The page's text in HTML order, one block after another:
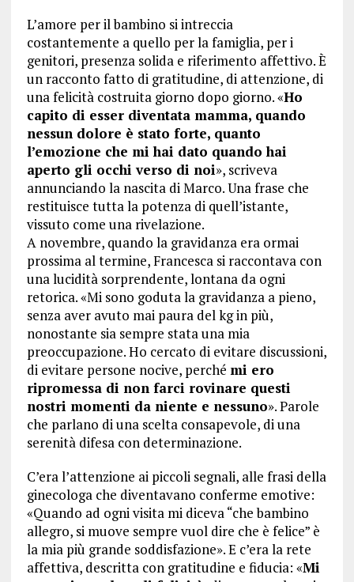
L’amore per il bambino si intreccia
costantemente a quello per la famiglia, per i
genitori, presenza solida e riferimento affettivo. È
un racconto fatto di gratitudine, di attenzione, di
una felicità costruita giorno dopo giorno. «Ho
capito di esser diventata mamma, quando
nessun dolore è stato forte, quanto
l’emozione che mi hai dato quando hai
aperto gli occhi verso di noi», scriveva
annunciando la nascita di Marco. Una frase che
restituisce tutta la potenza di quell’istante,
vissuto come una rivelazione.
A novembre, quando la gravidanza era ormai
prossima al termine, Francesca si raccontava con
una lucidità sorprendente, lontana da ogni
retorica. «Mi sono goduta la gravidanza a pieno,
senza aver avuto mai paura del kg in più,
nonostante sia sempre stata una mia
preoccupazione. Ho cercato di evitare discussioni,
di evitare persone nocive, perché mi ero
ripromessa di non farci rovinare questi
nostri momenti da niente e nessuno». Parole
che parlano di una scelta consapevole, di una
serenità difesa con determinazione.
C’era l’attenzione ai piccoli segnali, alle frasi della
ginecologa che diventavano conferme emotive:
«Quando ad ogni visita mi diceva “che bambino
allegro, si muove sempre vuol dire che è felice” è
la mia più grande soddisfazione». E c’era la rete
affettiva, descritta con gratitudine e fiducia: «Mi